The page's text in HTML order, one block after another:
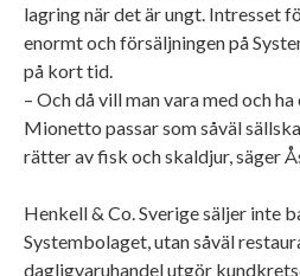
lagring när det är ungt. Intresset
enormt och försäljningen på
på kort tid.
– Och då vill man vara med och
Mionetto passar som såväl
rätter av fisk och skaldjur, säger
Henkell & Co. Sverige säljer inte
Systembolaget, utan såväl
dagligvaruhandel utgör